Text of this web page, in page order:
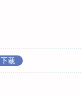
下載